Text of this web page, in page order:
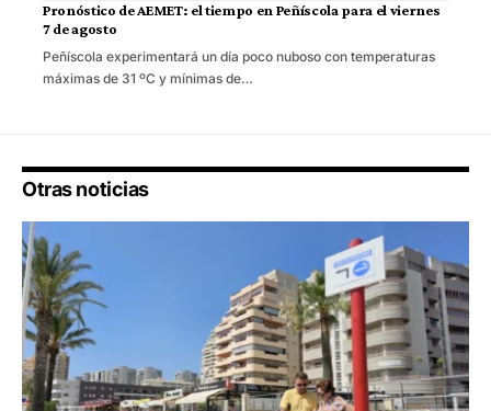
Pronóstico de AEMET: el tiempo en Peñíscola para el viernes
7 de agosto
Peñíscola experimentará un día poco nuboso con temperaturas
máximas de 31 ºC y mínimas de…
Otras noticias